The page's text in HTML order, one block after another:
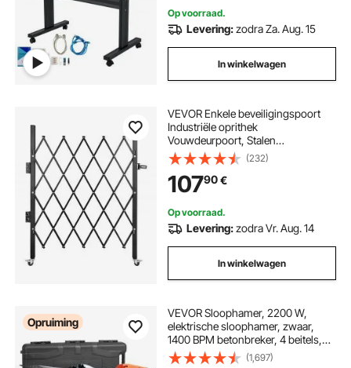
Op voorraad.
Levering:zodra Za. Aug. 15
In winkelwagen
VEVOR Enkele beveiligingspoort
Industriële oprithek
Vouwdeurpoort, Stalen
beveiligingspoort, Flexibele
uitbreidbare beveiligingspoort,
360° rolhek, Schaarpoort met
hangslot
(232)
10790€
Op voorraad.
Levering:zodra Vr. Aug. 14
In winkelwagen
Opruiming
VEVOR Sloophamer, 2200 W,
elektrische sloophamer, zwaar,
1400 BPM betonbreker, 4 beitels,
handschoenen
(1,697)